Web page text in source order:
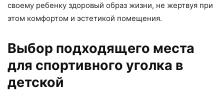
своему ребенку здоровый образ жизни, не жертвуя при
этом комфортом и эстетикой помещения.
Выбор подходящего места
для спортивного уголка в
детской